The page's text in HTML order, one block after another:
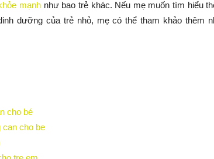
mạnhnhư bao trẻ khác. Nếu mẹ muốn tìm hiểu
dưỡng của trẻ nhỏ, mẹ có thể tham khảo thêm
cho bé
can cho be